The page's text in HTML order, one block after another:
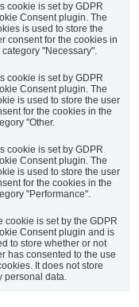
cookie is set by GDPR
Consent plugin. The
is used to store the
consent for the cookies in
category "Necessary".
cookie is set by GDPR
Consent plugin. The
is used to store the user
for the cookies in the
"Other.
cookie is set by GDPR
Consent plugin. The
is used to store the user
for the cookies in the
"Performance".
cookie is set by the GDPR
Consent plugin and is
to store whether or not
has consented to the use
It does not store
personal data.